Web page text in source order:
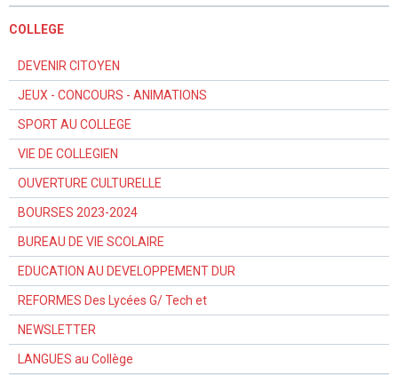
COLLEGE
DEVENIR CITOYEN
JEUX - CONCOURS - ANIMATIONS
SPORT AU COLLEGE
VIE DE COLLEGIEN
OUVERTURE CULTURELLE
BOURSES 2023-2024
BUREAU DE VIE SCOLAIRE
EDUCATION AU DEVELOPPEMENT DUR
REFORMES Des Lycées G/ Tech et
NEWSLETTER
LANGUES au Collège